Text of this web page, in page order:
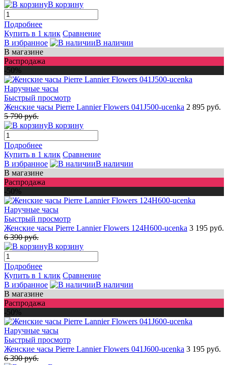
В корзину
Подробнее
Купить в 1 клик Сравнение
В избранное
В наличии
В магазине
Распродажа
-50%
Быстрый просмотр
Женские часы Pierre Lannier Flowers 041J500-ucenka 2 895 руб.
5 790 руб.
В корзину
Подробнее
Купить в 1 клик Сравнение
В избранное
В наличии
В магазине
Распродажа
-50%
Быстрый просмотр
Женские часы Pierre Lannier Flowers 124H600-ucenka 3 195 руб.
6 390 руб.
В корзину
Подробнее
Купить в 1 клик Сравнение
В избранное
В наличии
В магазине
Распродажа
-50%
Быстрый просмотр
Женские часы Pierre Lannier Flowers 041J600-ucenka 3 195 руб.
6 390 руб.